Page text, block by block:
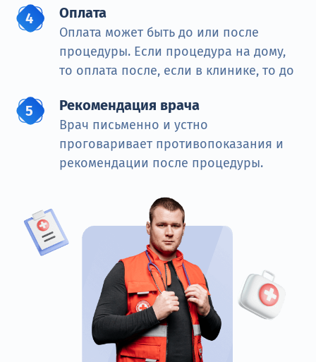
Оплата
Оплата может быть до или после
процедуры. Если процедура на дому,
то оплата после, если в клинике, то до
Рекомендация врача
Врач письменно и устно
проговаривает противопоказания и
рекомендации после процедуры.